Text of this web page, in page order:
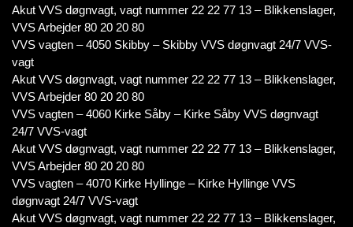
Akut VVS døgnvagt, vagt nummer 22 22 77 13 – Blikkenslager,
VVS Arbejder 80 20 20 80
VVS vagten – 4050 Skibby – Skibby VVS døgnvagt 24/7 VVS-
vagt
Akut VVS døgnvagt, vagt nummer 22 22 77 13 – Blikkenslager,
VVS Arbejder 80 20 20 80
VVS vagten – 4060 Kirke Såby – Kirke Såby VVS døgnvagt
24/7 VVS-vagt
Akut VVS døgnvagt, vagt nummer 22 22 77 13 – Blikkenslager,
VVS Arbejder 80 20 20 80
VVS vagten – 4070 Kirke Hyllinge – Kirke Hyllinge VVS
døgnvagt 24/7 VVS-vagt
Akut VVS døgnvagt, vagt nummer 22 22 77 13 – Blikkenslager,